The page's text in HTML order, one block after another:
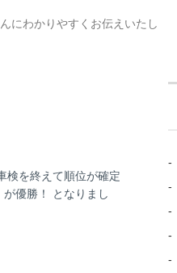
にわかりやすくお伝えいたし
検を終えて順位が確定
優勝！ となりまし